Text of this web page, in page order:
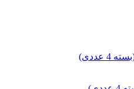
350,000 تومان